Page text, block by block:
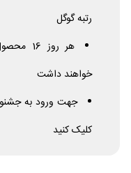
رتبه گوگل
هر
خواهند داشت
جهت ورود به
کلیک کنید